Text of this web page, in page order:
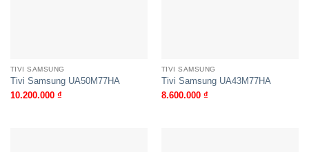
TIVI SAMSUNG
Tivi Samsung UA50M77HA
10.200.000 ₫
TIVI SAMSUNG
Tivi Samsung UA43M77HA
8.600.000 ₫